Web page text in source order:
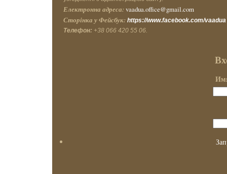
Електронна адреса: vaadua.office@gmail.com
Сторінка у Фейсбук: https://www.facebook.com/vaadua
Телефон: +38 066 420 55 06.